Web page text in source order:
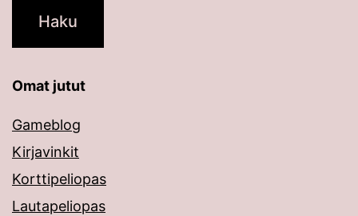
Omat jutut
Gameblog
Kirjavinkit
Korttipeliopas
Lautapeliopas